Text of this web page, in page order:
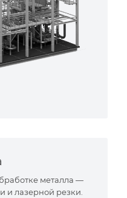
металла —
и лазерной резки.